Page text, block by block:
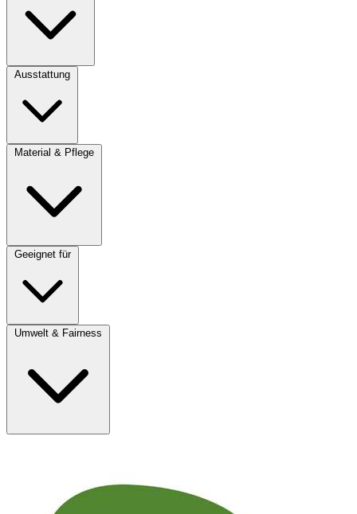
Ausstattung
Material & Pflege
Geeignet für
Umwelt & Fairness